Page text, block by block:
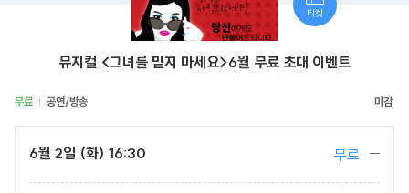
뮤지컬 <그녀를 믿지 마세요>6월 무료 초대 이벤트
무료 공연/방송
6월 2일 (화) 16:30 무료
티켓